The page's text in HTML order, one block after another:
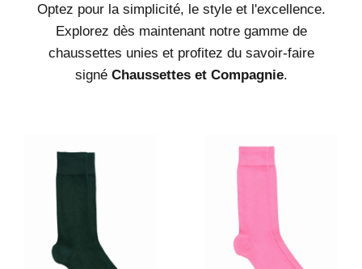
Optez pour la simplicité, le style et l'excellence.
Explorez dès maintenant notre gamme de
chaussettes unies et profitez du savoir-faire
signé Chaussettes et Compagnie.